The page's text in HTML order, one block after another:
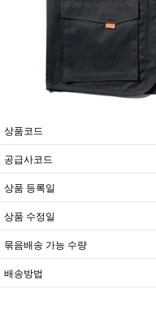
상품코드
공급사코드
상품 등록일
상품 수정일
묶음배송 가능 수량
배송방법